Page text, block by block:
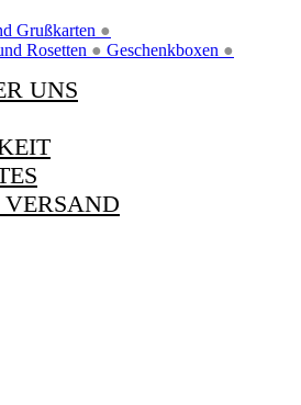
Grußkarten ●
Rosetten ● Geschenkboxen ●
UNS